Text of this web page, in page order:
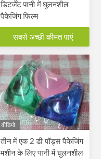
डिटर्जेंट पानी में घुलनशील
पैकेजिंग फिल्म
सबसे अच्छी कीमत पाएं
वीडियो
तीन में एक 2 डी पॉड्स पैकेजिंग
मशीन के लिए पानी में घुलनशील